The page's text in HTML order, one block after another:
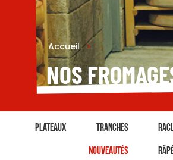
Accueil >
NOS
Plateaux Tranches
Nouveautés